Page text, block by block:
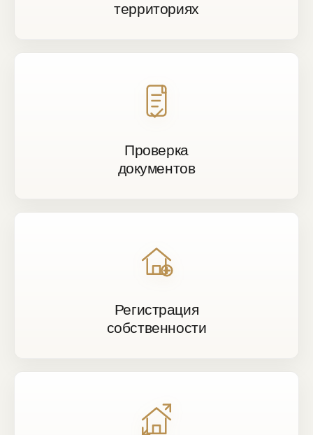
территориях
Проверка
документов
Регистрация
собственности